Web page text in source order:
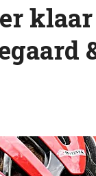
klaar